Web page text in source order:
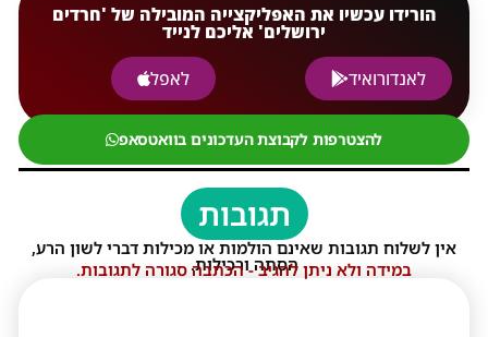
הורידו עכשיו את האפליקצייה המובילה של 'חרדים
ירושלים' אליכם לנייד
לאנדורואיד
לאפל
להצטרפות לקבוצת העדכונים בוואטסאפ
תגובות
אין לשלוח תגובות שאינם הולמות או מכילות דברי לשון הרע,
הסתה ורכילות.
במידה ולא ניתן להגיב - הכתבה סגורה לתגובות.